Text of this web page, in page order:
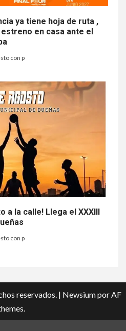
ya tiene hoja de ruta ,
en casa ante el
con p
a la calle! Llega el XXXIII
con p
reservados. | Newsiumpor AF